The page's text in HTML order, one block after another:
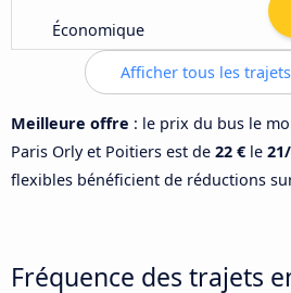
Économique
Afficher tous les
Meilleure offre : le prix du bus le
Paris Orly et Poitiers est de 22 € le
flexibles bénéficient de réductions
Fréquence des trajets